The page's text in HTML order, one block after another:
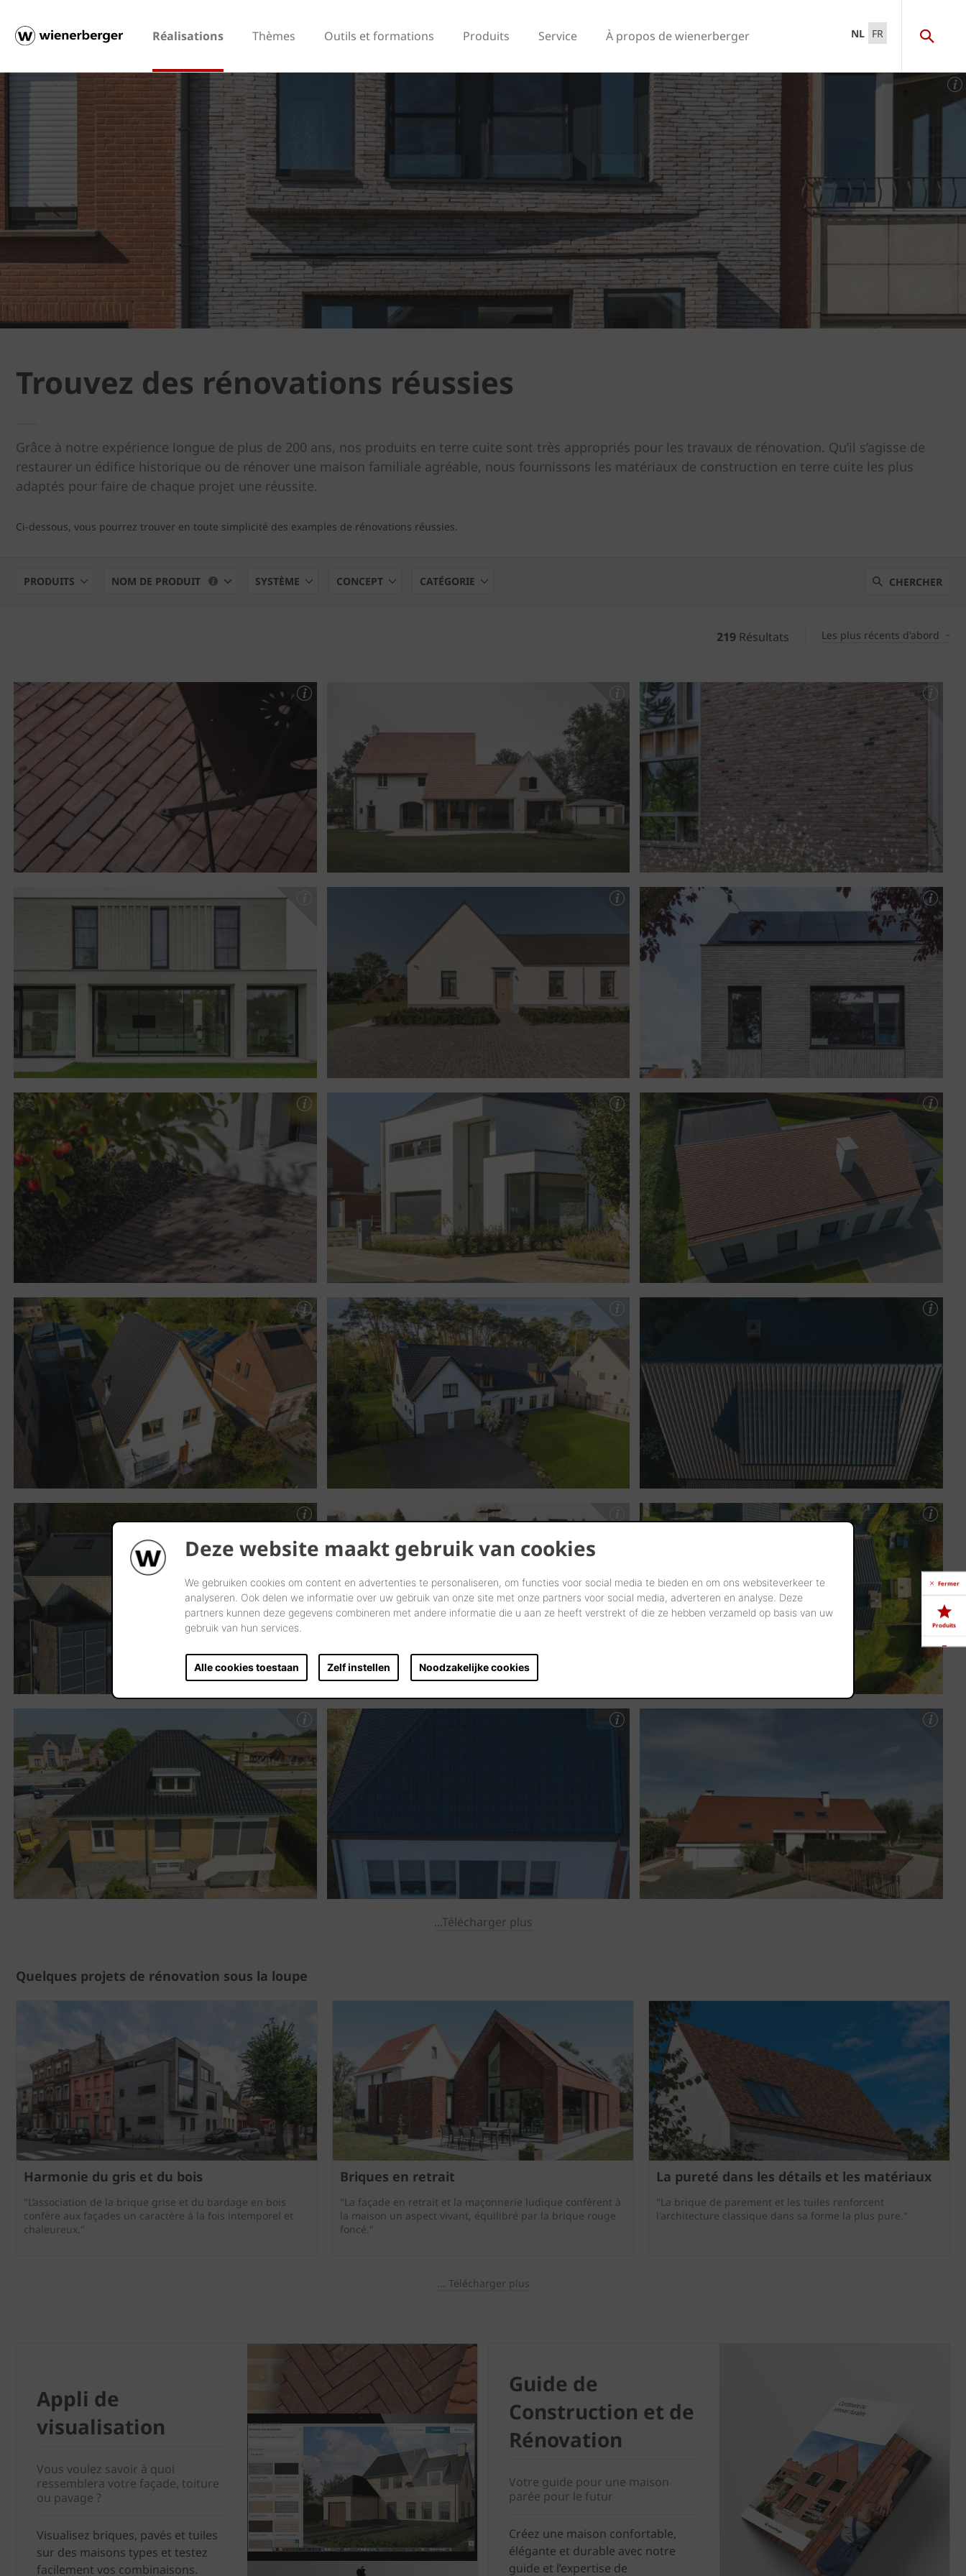
Deze website maakt gebruik van cookies
We gebruiken cookies om content en advertenties te personaliseren, om functies voor social media te bieden en om ons websiteverkeer te
analyseren. Ook delen we informatie over uw gebruik van onze site met onze partners voor social media, adverteren en analyse. Deze
partners kunnen deze gegevens combineren met andere informatie die u aan ze heeft verstrekt of die ze hebben verzameld op basis van uw
gebruik van hun services.
Alle cookies toestaan Zelf instellen Noodzakelijke cookies
Réalisations Thèmes Outils et formations Produits Service À propos de wienerberger NL FR
Trouvez des rénovations réussies
Grâce à notre expérience longue de plus de 200 ans, nos produits en terre cuite sont très appropriés pour les travaux de rénovation. Qu’il s’agisse de
restaurer un édifice historique ou de rénover une maison familiale agréable, nous fournissons les matériaux de construction en terre cuite les plus
adaptés pour faire de chaque projet une réussite.
Ci-dessous, vous pourrez trouver en toute simplicité des examples de rénovations réussies.
PRODUITS NOM DE PRODUIT SYSTÈME CONCEPT CATÉGORIE CHERCHER
219 Résultats Les plus récents d'abord
...Télécharger plus
Quelques projets de rénovation sous la loupe
Harmonie du gris et du bois
"L’association de la brique grise et du bardage en bois
confère aux façades un caractère à la fois intemporel et
chaleureux."
Briques en retrait
"La façade en retrait et la maçonnerie ludique confèrent à
la maison un aspect vivant, équilibré par la brique rouge
foncé."
La pureté dans les détails et les matériaux
"La brique de parement et les tuiles renforcent
l'architecture classique dans sa forme la plus pure."
... Télécharger plus
Appli de
visualisation
Vous voulez savoir à quoi
ressemblera votre façade, toiture
ou pavage ?
Visualisez briques, pavés et tuiles
sur des maisons types et testez
facilement vos combinaisons.
Guide de
Construction et de
Rénovation
Votre guide pour une maison
parée pour le futur
Créez une maison confortable,
élégante et durable avec notre
guide et l’expertise de
Fermer
Produits
chargements
Showrooms